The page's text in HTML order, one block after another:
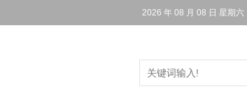
2026 年 08 月 08 日 星期六